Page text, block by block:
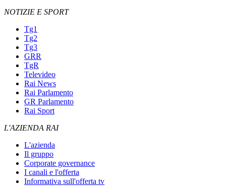
NOTIZIE E SPORT
Tg1
Tg2
Tg3
GRR
TgR
Televideo
Rai News
Rai Parlamento
GR Parlamento
Rai Sport
L'AZIENDA RAI
L'azienda
Il gruppo
Corporate governance
I canali e l'offerta
Informativa sull'offerta tv